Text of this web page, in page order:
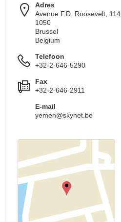
Adres
Avenue F.D. Roosevelt, 114
1050
Brussel
Belgium
Telefoon
+32-2-646-5290
Fax
+32-2-646-2911
E-mail
yemen@skynet.be